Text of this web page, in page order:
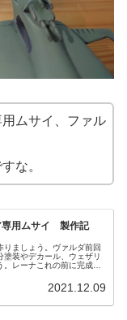
ムサイ、ファル
な。
用ムサイ 製作記
りましょう。ヴァルダ前回
装やデカール、ウェザリ
レーナこれの前に完成し
2021.12.09